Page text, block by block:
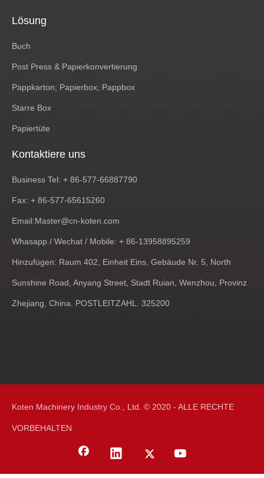
Lösung
Buch
Post Press & Papierkonvertierung
Pappkarton; Papierbox; Pappbox
Starre Box
Papiertüte
Kontaktiere uns
Business Tel: + 86-577-66887790
Fax: + 86-577-65615260
Email:Master@cn-koten.com
Whasapp / Wechat / Mobile: + 86-13958895259
Hinzufügen: Raum 402, Einheit Eins, Gebäude Nr. 5, North
Sunshine Road, Anyang Street, Stadt Ruian, Wenzhou, Provinz
Zhejiang, China. POSTLEITZAHL. 325200
Koten Machinery Industry Co., Ltd. © 2020 - ALLE RECHTE
VORBEHALTEN